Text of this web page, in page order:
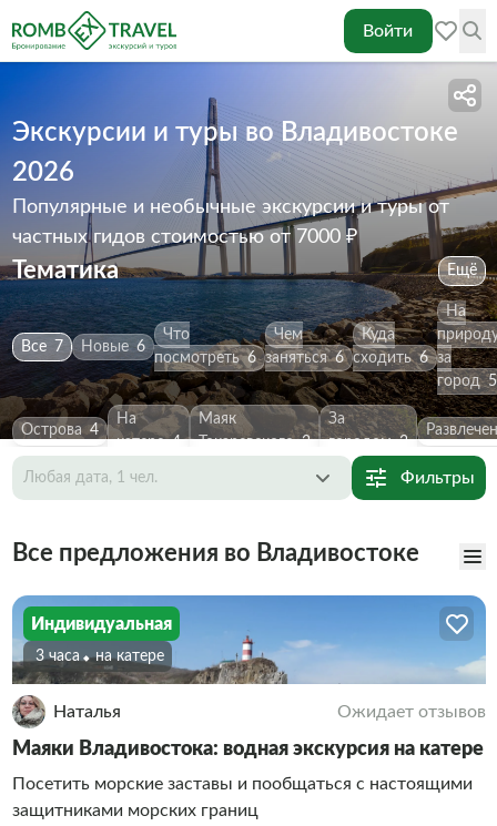
Войти
Экскурсии и туры во Владивостоке
2026
Популярные и необычные экскурсии и туры от
частных гидов стоимостью от 7000 ₽
Тематика Ещё
Все 7 Новые 6
Что
посмотреть 6
Чем
заняться 6
Куда
сходить 6
На
за
город 5
Острова 4
На
катере 4
Маяк
Токаревского 3
За
городом 3
Любая дата, 1 чел. Фильтры
Все предложения во Владивостоке
Индивидуальная
3 часа На катере
Наталья Ожидает отзывов
Маяки Владивостока: водная экскурсия на катере
Посетить морские заставы и пообщаться с настоящими
защитниками морских границ